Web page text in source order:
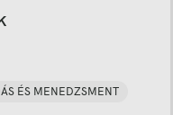
ÉS MENEDZSMENT